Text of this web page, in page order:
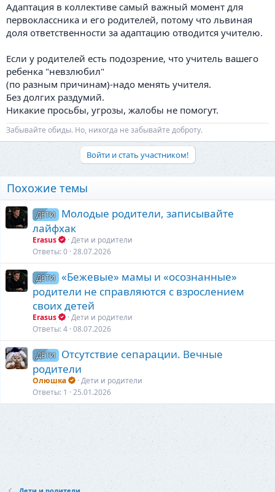
Адаптация в коллективе самый важный момент для
первоклассника и его родителей, потому что львиная
доля ответственности за адаптацию отводится учителю.
Если у родителей есть подозрение, что учитель вашего
ребенка "невзлюбил"
(по разным причинам)-надо менять учителя.
Без долгих раздумий.
Никакие просьбы, угрозы, жалобы не помогут.
Забывайте обиды. Но, никогда не забывайте доброту.
Войти и стать участником!
Похожие темы
ДЕТИ
Молодые родители, записывайте
лайфхак
Erasus
Дети и родители
Ответы 0 28.07.2026
ДЕТИ
«Бежевые» мамы и «осознанные»
родители не справляются с взрослением
своих детей
Erasus
Дети и родители
Ответы 4 08.07.2026
ДЕТИ
Отсутствие сепарации. Вечные
родители
Олюшка
Дети и родители
Ответы 1 25.01.2026